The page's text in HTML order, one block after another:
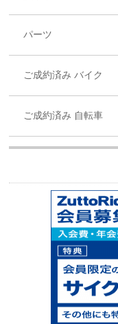
パーツ
ご成約済み バイク
ご成約済み 自転車